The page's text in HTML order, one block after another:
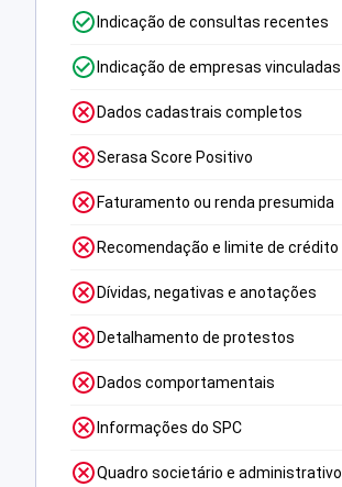
Indicação de consultas recentes
Indicação de empresas vinculadas
Dados cadastrais completos
Serasa Score Positivo
Faturamento ou renda presumida
Recomendação e limite de crédito
Dívidas, negativas e anotações
Detalhamento de protestos
Dados comportamentais
Informações do SPC
Quadro societário e administrativo